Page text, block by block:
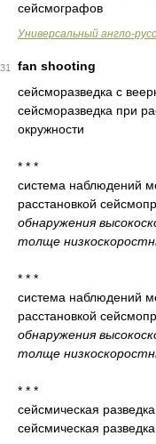
сейсмографов
Универсальный англо-
31
fan shooting
сейсморазведка с
сейсморазведка при
окружности
* * *
система наблюдений
расстановкой
обнаружения
толще
* * *
система наблюдений
расстановкой
обнаружения
толще
* * *
сейсмическая
сейсмическая